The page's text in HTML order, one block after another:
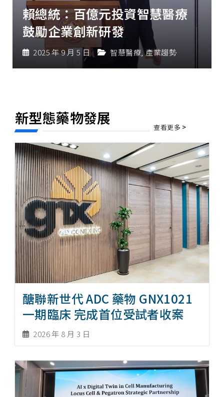
賴總統：百億元投資智慧醫療
鼓勵企業創新研發
2025 年 9 月 5 日 智慧醫療, 產業趨勢
新型態藥物發展 查看更多 >
醣聯新世代 ADC 藥物 GNX1021
一期臨床 完成首位受試者收案
2026 年 8 月 3 日